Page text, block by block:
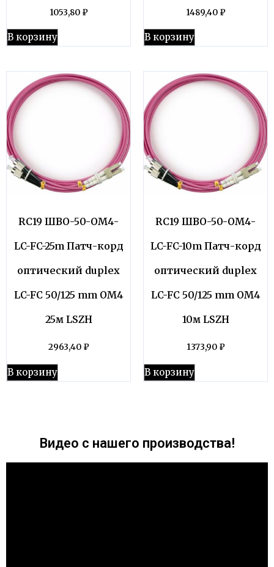
1053,80 ₽
В корзину
1489,40 ₽
В корзину
RC19 ШВО-50-OM4-
LC-FC-25m Патч-корд
оптический duplex
LC-FC 50/125 mm OM4
25м LSZH
2963,40 ₽
В корзину
RC19 ШВО-50-OM4-
LC-FC-10m Патч-корд
оптический duplex
LC-FC 50/125 mm OM4
10м LSZH
1373,90 ₽
В корзину
Видео с нашего производства!